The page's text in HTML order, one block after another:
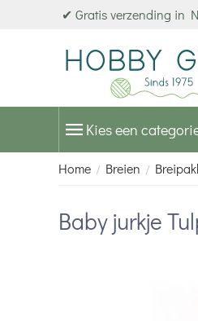
✔ Gratis verzending in
Kies een
Home / Breien /
Baby jurkje